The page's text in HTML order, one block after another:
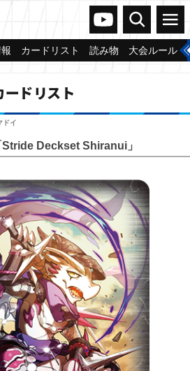
ヴァンガードch
検索 メニュー
カードリスト 読み物 大会ルール
ードリスト
ドイ
Stride Deckset Shiranui」